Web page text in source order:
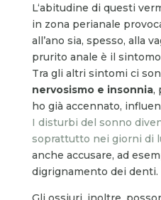
L‘abitudine di questi
in zona perianale
all’ano sia, spesso, alla
prurito anale è il
Tra gli altri sintomi ci
nervosismo e insonnia,
ho già accennato,
I disturbi del sonno
soprattutto nei giorni di
anche accusare, ad
digrignamento dei denti.